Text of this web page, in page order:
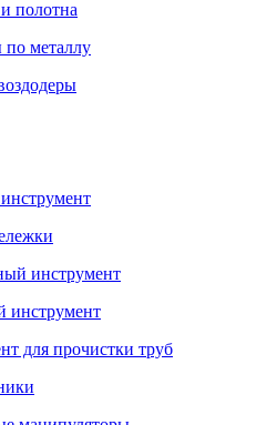
полотна
металлу
инструмент
инструмент
для прочистки труб